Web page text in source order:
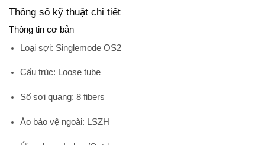
Thông số kỹ thuật chi tiết
Thông tin cơ bản
Loại sợi: Singlemode OS2
Cấu trúc: Loose tube
Số sợi quang: 8 fibers
Áo bảo vệ ngoài: LSZH